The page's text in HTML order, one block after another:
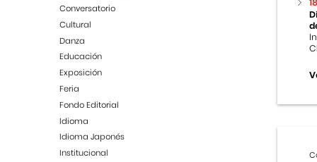
Conversatorio
Cultural
Danza
Educación
Exposición
Feria
Fondo Editorial
Idioma
Idioma Japonés
Institucional